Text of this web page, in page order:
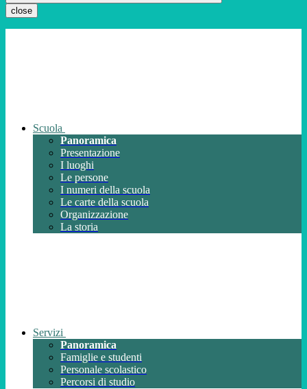
close
Scuola
Panoramica
Presentazione
I luoghi
Le persone
I numeri della scuola
Le carte della scuola
Organizzazione
La storia
Servizi
Panoramica
Famiglie e studenti
Personale scolastico
Percorsi di studio